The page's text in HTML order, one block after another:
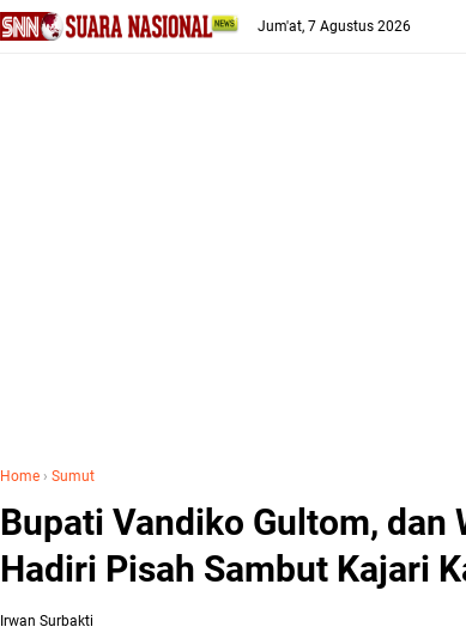
Jum'at, 7 Agustus 2026
Home › Sumut
Bupati Vandiko Gultom, dan
Hadiri Pisah Sambut Kajari
Irwan Surbakti